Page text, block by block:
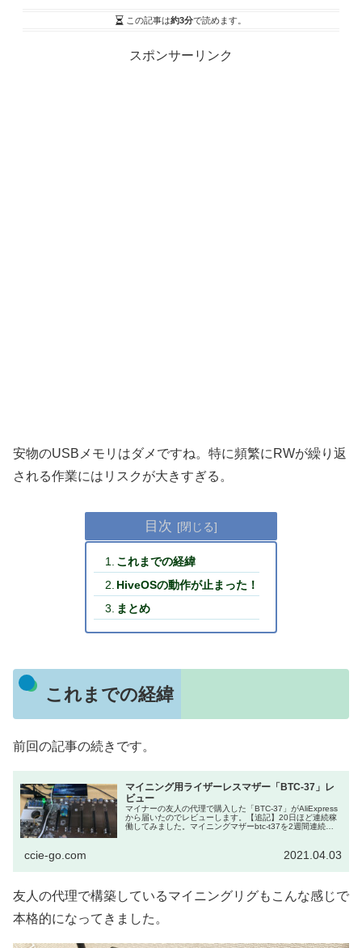
この記事は約3分で読めます。
スポンサーリンク
安物のUSBメモリはダメですね。特に頻繁にRWが繰り返
される作業にはリスクが大きすぎる。
目次
これまでの経緯
HiveOSの動作が止まった！
まとめ
これまでの経緯
前回の記事の続きです。
マイニング用ライザーレスマザー「BTC-37」レ
ビュー
マイナーの友人の代理で購入した「BTC-37」がAliExpress
から届いたのでレビューします。【追記】20日ほど連続稼
働してみました。マイニングマザーbtc-t37を2週間連続稼
ccie-go.com 2021.04.03
友人の代理で構築しているマイニングリグもこんな感じで
本格的になってきました。